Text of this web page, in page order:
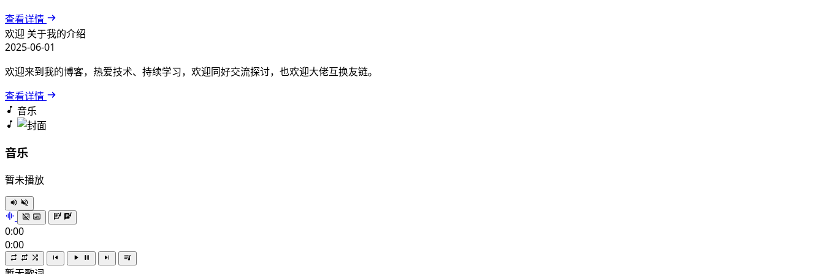
查看详情
欢迎 关于我的介绍
2025-06-01
欢迎来到我的博客，热爱技术、持续学习，欢迎同好交流探讨，也欢迎大佬互换友链。
查看详情
音乐
音乐
暂未播放
0:00
0:00